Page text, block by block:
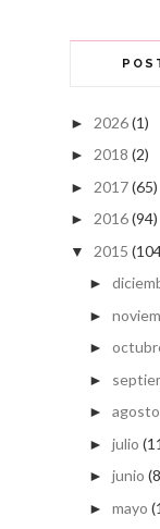
► 2026(1)
► 2018 (2)
► 2017(65)
► 2016(94)
▼ 2015
►
►
►
►
► agosto
► julio
► junio
► mayo